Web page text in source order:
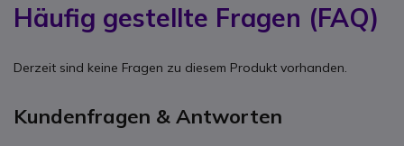
Häufig gestellte Fragen (FAQ)
Derzeit sind keine Fragen zu diesem Produkt vorhanden.
Kundenfragen & Antworten